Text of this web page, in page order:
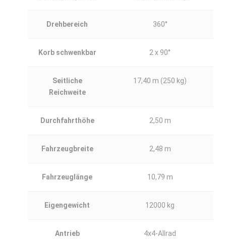
Drehbereich 360°
Korb schwenkbar 2 x 90°
Seitliche
Reichweite
17,40 m (250 kg)
Durchfahrthöhe 2,50 m
Fahrzeugbreite 2,48 m
Fahrzeuglänge 10,79 m
Eigengewicht 12000 kg
Antrieb 4x4-Allrad